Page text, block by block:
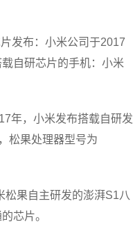
发布：小米公司于2017
自研芯片的手机：小米
年，小米发布搭载自研发
松果处理器型号为
果自主研发的澎湃S1八
芯片。